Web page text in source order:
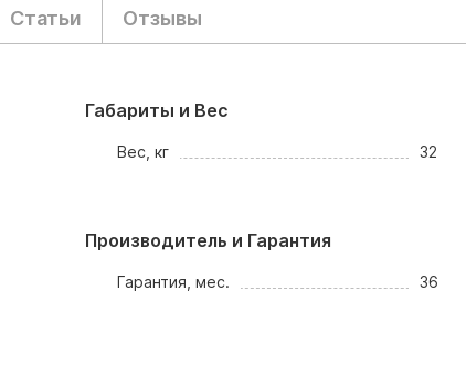
Статьи Отзывы
Габариты и Вес
Вес, кг 32
Производитель и Гарантия
Гарантия, мес. 36